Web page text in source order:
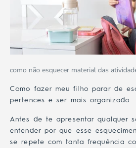
como não esquecer material das
Como fazer meu filho parar de
pertences e ser mais organizado
Antes de te apresentar qualquer
entender por que esse
se repete com tanta frequência